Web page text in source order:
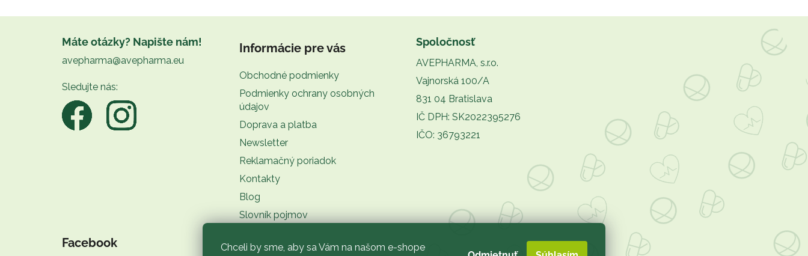
Chceli by sme, aby sa Vám na našom e-shope
Máte otázky? Napište nám!
avepharma@avepharma.eu
Sledujte nás:
Informácie pre vás
Obchodné podmienky
Podmienky ochrany osobných
údajov
Doprava a platba
Newsletter
Reklamačný poriadok
Kontakty
Blog
Slovník pojmov
Spoločnosť
AVEPHARMA, s.r.o.
Vajnorská 100/A
831 04 Bratislava
IČ DPH: SK2022395276
IČO: 36793221
Facebook